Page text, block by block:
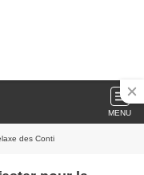
MENU
des Conti